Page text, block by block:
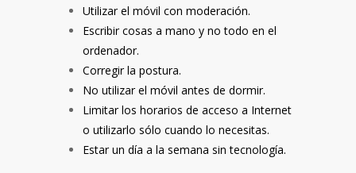
Utilizar el móvil con moderación.
Escribir cosas a mano y no todo en el
ordenador.
Corregir la postura.
No utilizar el móvil antes de dormir.
Limitar los horarios de acceso a Internet
o utilizarlo sólo cuando lo necesitas.
Estar un día a la semana sin tecnología.